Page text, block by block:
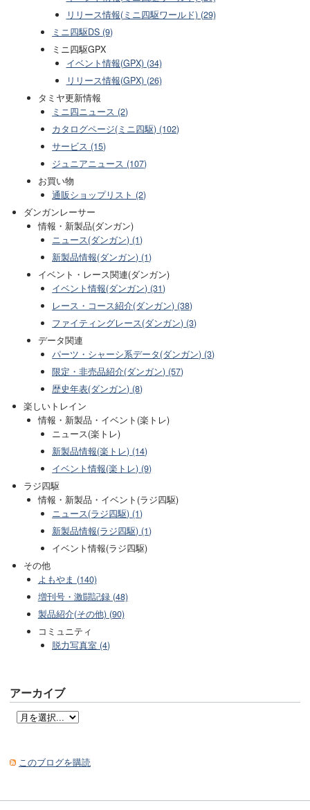
リリース情報(ミニ四駆ワールド) (29)
ミニ四駆DS (9)
ミニ四駆GPX
イベント情報(GPX) (34)
リリース情報(GPX) (26)
タミヤ更新情報
ミニ四ニュース (2)
カタログページ(ミニ四駆) (102)
サービス (15)
ジュニアニュース (107)
お買い物
通販ショップリスト (2)
ダンガンレーサー
情報・新製品(ダンガン)
ニュース(ダンガン) (1)
新製品情報(ダンガン) (1)
イベント・レース関連(ダンガン)
イベント情報(ダンガン) (31)
レース・コース紹介(ダンガン) (38)
ファイティングレース(ダンガン) (3)
データ関連
パーツ・シャーシ系データ(ダンガン) (3)
限定・非売品紹介(ダンガン) (57)
歴史年表(ダンガン) (8)
楽しいトレイン
情報・新製品・イベント(楽トレ)
ニュース(楽トレ)
新製品情報(楽トレ) (14)
イベント情報(楽トレ) (9)
ラジ四駆
情報・新製品・イベント(ラジ四駆)
ニュース(ラジ四駆) (1)
新製品情報(ラジ四駆) (1)
イベント情報(ラジ四駆)
その他
よもやま (140)
増刊号・激闘記録 (48)
製品紹介(その他) (90)
コミュニティ
脱力写真室 (4)
アーカイブ
このブログを購読